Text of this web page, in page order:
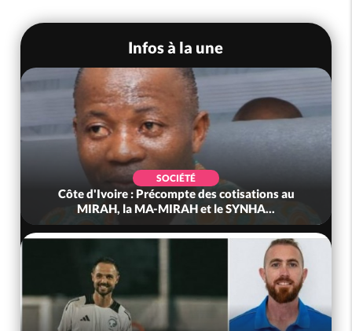
Infos à la une
SOCIÉTÉ
Côte d'Ivoire : Précompte des cotisations au
MIRAH, la MA-MIRAH et le SYNHA...